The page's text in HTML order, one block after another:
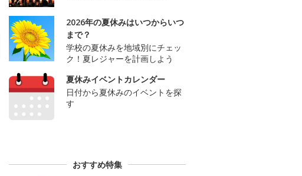
2026年の夏休みはいつからいつ
まで？
学校の夏休みを地域別にチェッ
ク！夏レジャーを計画しよう
夏休みイベントカレンダー
日付から夏休みのイベントを探
す
おすすめ特集